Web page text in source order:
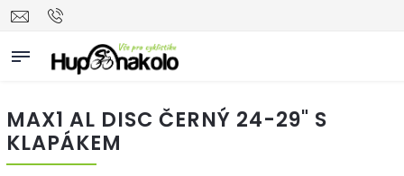
MAX1 AL DISC ČERNÝ 24-29" S
KLAPÁKEM